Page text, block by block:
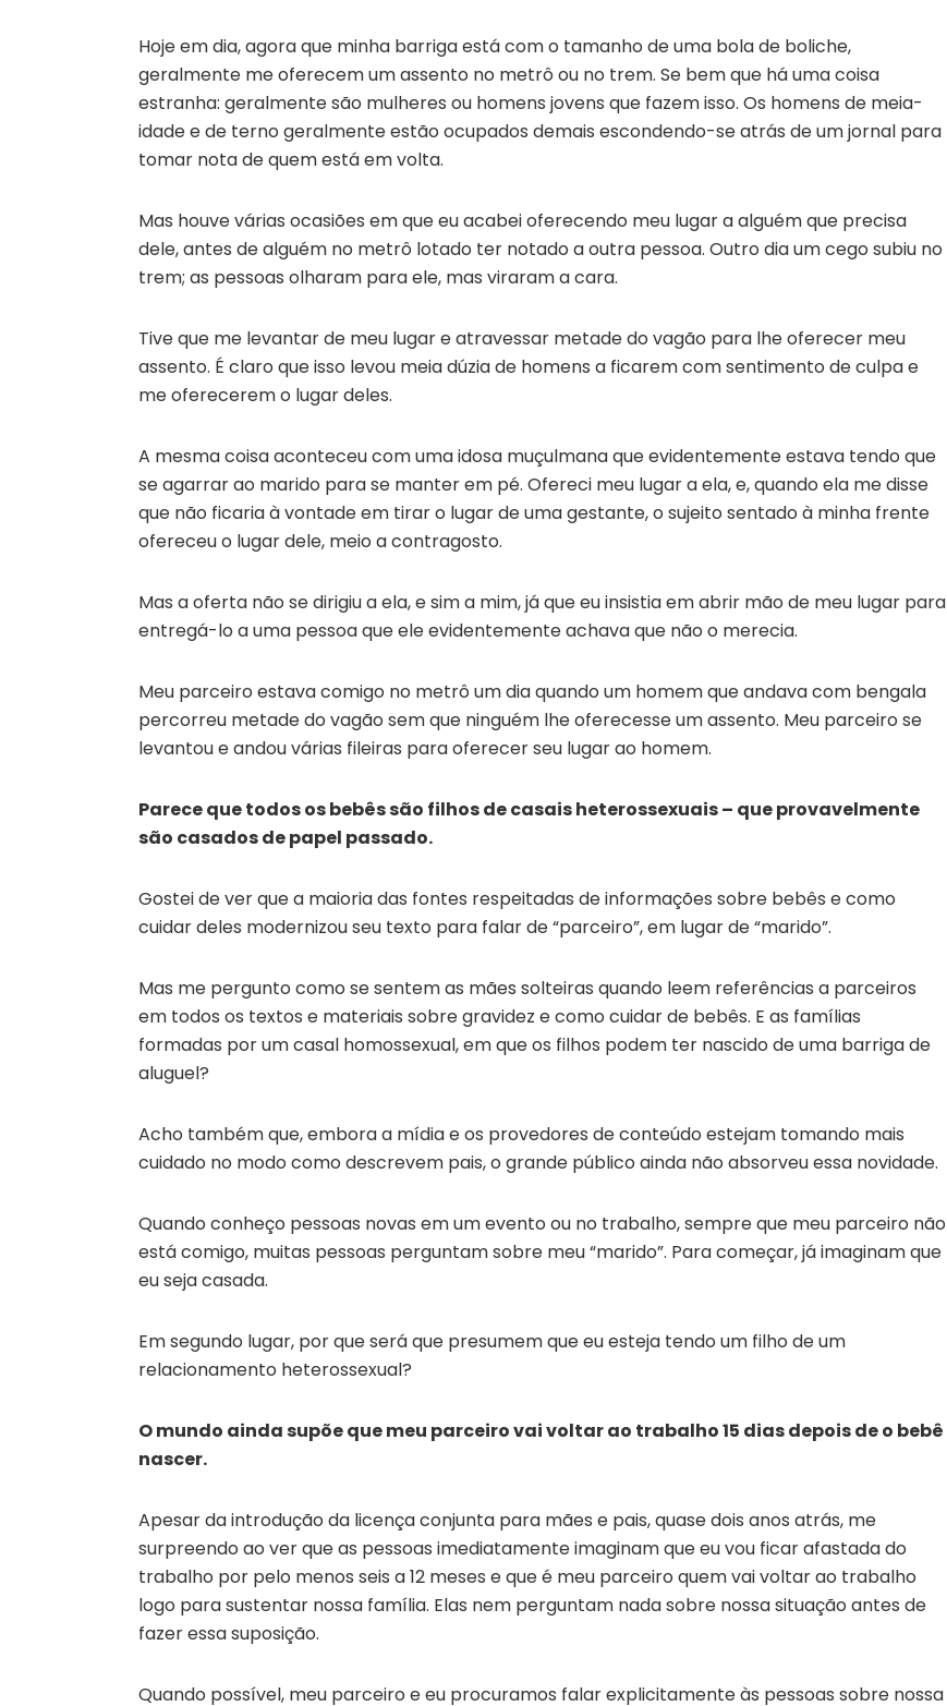
Hoje em dia, agora que minha barriga está com o tamanho de uma bola de boliche,
geralmente me oferecem um assento no metrô ou no trem. Se bem que há uma coisa
estranha: geralmente são mulheres ou homens jovens que fazem isso. Os homens de meia-
idade e de terno geralmente estão ocupados demais escondendo-se atrás de um jornal para
tomar nota de quem está em volta.
Mas houve várias ocasiões em que eu acabei oferecendo meu lugar a alguém que precisa
dele, antes de alguém no metrô lotado ter notado a outra pessoa. Outro dia um cego subiu no
trem; as pessoas olharam para ele, mas viraram a cara.
Tive que me levantar de meu lugar e atravessar metade do vagão para lhe oferecer meu
assento. É claro que isso levou meia dúzia de homens a ficarem com sentimento de culpa e
me oferecerem o lugar deles.
A mesma coisa aconteceu com uma idosa muçulmana que evidentemente estava tendo que
se agarrar ao marido para se manter em pé. Ofereci meu lugar a ela, e, quando ela me disse
que não ficaria à vontade em tirar o lugar de uma gestante, o sujeito sentado à minha frente
ofereceu o lugar dele, meio a contragosto.
Mas a oferta não se dirigiu a ela, e sim a mim, já que eu insistia em abrir mão de meu lugar para
entregá-lo a uma pessoa que ele evidentemente achava que não o merecia.
Meu parceiro estava comigo no metrô um dia quando um homem que andava com bengala
percorreu metade do vagão sem que ninguém lhe oferecesse um assento. Meu parceiro se
levantou e andou várias fileiras para oferecer seu lugar ao homem.
Parece que todos os bebês são filhos de casais heterossexuais – que provavelmente
são casados de papel passado.
Gostei de ver que a maioria das fontes respeitadas de informações sobre bebês e como
cuidar deles modernizou seu texto para falar de “parceiro”, em lugar de “marido”.
Mas me pergunto como se sentem as mães solteiras quando leem referências a parceiros
em todos os textos e materiais sobre gravidez e como cuidar de bebês. E as famílias
formadas por um casal homossexual, em que os filhos podem ter nascido de uma barriga de
aluguel?
Acho também que, embora a mídia e os provedores de conteúdo estejam tomando mais
cuidado no modo como descrevem pais, o grande público ainda não absorveu essa novidade.
Quando conheço pessoas novas em um evento ou no trabalho, sempre que meu parceiro não
está comigo, muitas pessoas perguntam sobre meu “marido”. Para começar, já imaginam que
eu seja casada.
Em segundo lugar, por que será que presumem que eu esteja tendo um filho de um
relacionamento heterossexual?
O mundo ainda supõe que meu parceiro vai voltar ao trabalho 15 dias depois de o bebê
nascer.
Apesar da introdução da licença conjunta para mães e pais, quase dois anos atrás, me
surpreendo ao ver que as pessoas imediatamente imaginam que eu vou ficar afastada do
trabalho por pelo menos seis a 12 meses e que é meu parceiro quem vai voltar ao trabalho
logo para sustentar nossa família. Elas nem perguntam nada sobre nossa situação antes de
fazer essa suposição.
Quando possível, meu parceiro e eu procuramos falar explicitamente às pessoas sobre nossa